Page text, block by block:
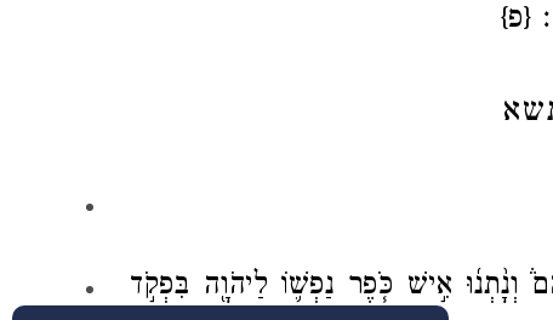
{פ}
וְנָ֨תְנ֜וּ אִ֣ישׁ כֹּ֧פֶר נַפְשׁ֛וֹ לַיהֹוָ֖ה בִּפְקֹ֣ד